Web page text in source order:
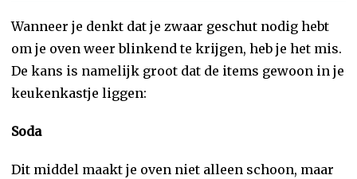
Wanneer je denkt dat je zwaar geschut nodig hebt
om je oven weer blinkend te krijgen, heb je het mis.
De kans is namelijk groot dat de items gewoon in je
keukenkastje liggen:
Soda
Dit middel maakt je oven niet alleen schoon, maar